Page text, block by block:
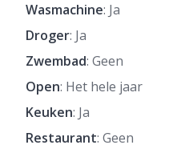
Wasmachine: Ja
Droger: Ja
Zwembad: Geen
Open: Het hele jaar
Keuken: Ja
Restaurant: Geen